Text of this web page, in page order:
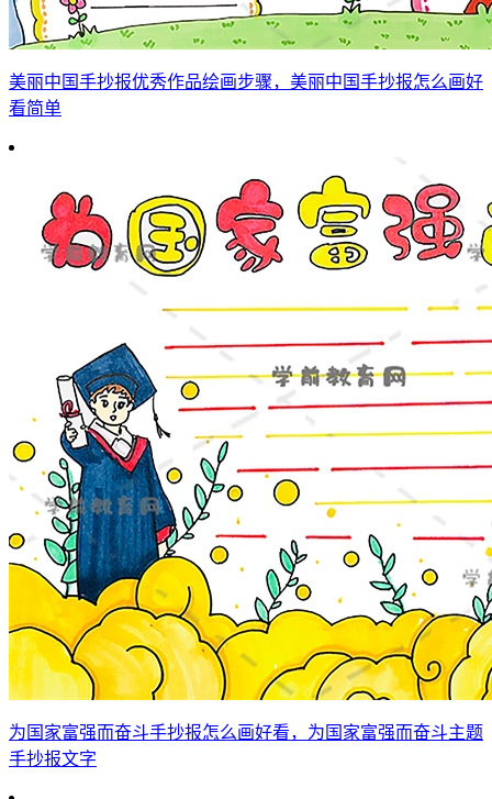
美丽中国手抄报优秀作品绘画步骤，美丽中国手抄报怎么画好
看简单
为国家富强而奋斗手抄报怎么画好看，为国家富强而奋斗主题
手抄报文字